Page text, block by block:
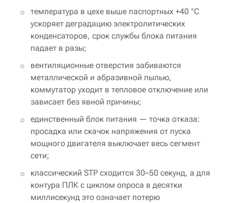
температура в цехе выше паспортных +40 °C
ускоряет деградацию электролитических
конденсаторов, срок службы блока питания
падает в разы;
вентиляционные отверстия забиваются
металлической и абразивной пылью,
коммутатор уходит в тепловое отключение или
зависает без явной причины;
единственный блок питания — точка отказа:
просадка или скачок напряжения от пуска
мощного двигателя выключает весь сегмент
сети;
классический STP сходится 30–50 секунд, а для
контура ПЛК с циклом опроса в десятки
миллисекунд это означает потерю